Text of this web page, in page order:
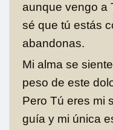
aunque vengo a
sé que tú estás
abandonas.
Mi alma se
peso de este
Pero Tú eres mi
guía y mi única